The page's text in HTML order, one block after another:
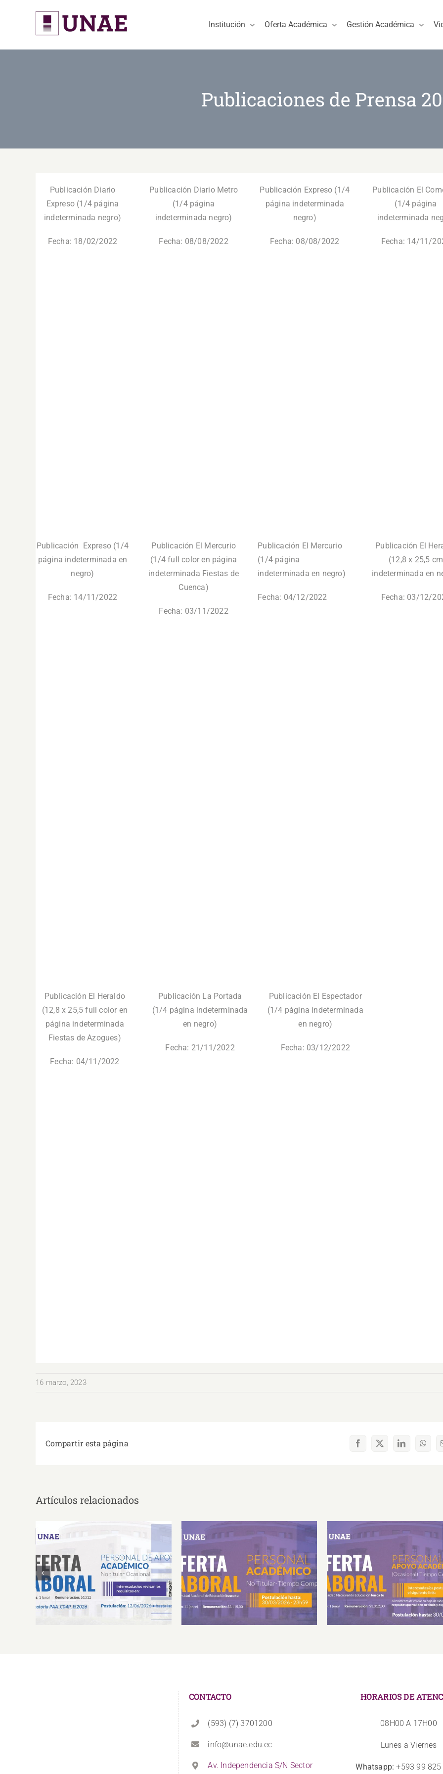
Institución Oferta Académica Gestión Académica
Publicaciones de Prensa
Publicación Diario
Expreso (1/4 página
indeterminada negro)
Fecha: 18/02/2022
Publicación Diario Metro
(1/4 página
indeterminada negro)
Fecha: 08/08/2022
Publicación Expreso (1/4
página indeterminada
negro)
Fecha: 08/08/2022
Publicación El
(1/4 página
indeterminada
Fecha: 14/11/
Publicación Expreso (1/4
página indeterminada en
negro)
Fecha: 14/11/2022
Publicación El Mercurio
(1/4 full color en página
indeterminada Fiestas de
Cuenca)
Fecha: 03/11/2022
Publicación El Mercurio
(1/4 página
indeterminada en negro)
Fecha: 04/12/2022
Publicación El
(12,8 x 25,5 cm
indeterminada en
Fecha: 03/12/
Publicación El Heraldo
(12,8 x 25,5 full color en
página indeterminada
Fiestas de Azogues)
Fecha: 04/11/2022
Publicación La Portada
(1/4 página indeterminada
en negro)
Fecha: 21/11/2022
Publicación El Espectador
(1/4 página indeterminada
en negro)
Fecha: 03/12/2022
16 marzo, 2023
Compartir esta página Facebook
X LinkedIn
Artículos relacionados
Convocatoria Proceso de
Selección de Personal de
Apoyo Académico No Titular
Ocasional Presencial
Oferta Laboral Personal
Académico No titular-Tiempo
Completo
Oferta Laboral Personal
Apoyo Ocasional
CONTACTO
(593) (7) 3701200
info@unae.edu.ec
Av. Independencia S/N Sector
HORARIOS DE
08H00 A 17H00
Lunes a Viernes
Whatsapp: +593 99 825